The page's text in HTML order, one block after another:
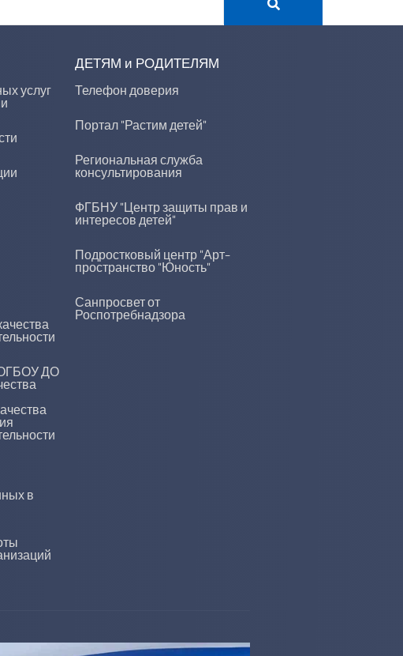
услуг
ДО
в
ДЕТЯМ и РОДИТЕЛЯМ
Телефон доверия
Портал "Растим детей"
Региональная служба
консультирования
ФГБНУ "Центр защиты прав и
интересов детей"
Подростковый центр "Арт-
пространство "Юность"
Санпросвет от
Роспотребнадзора